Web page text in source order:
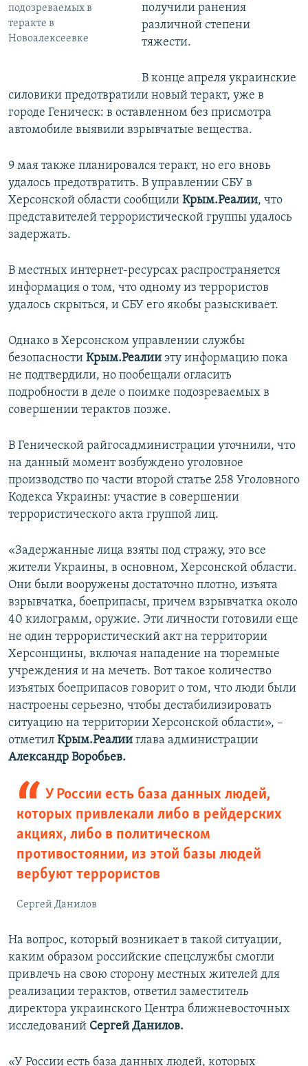
подозреваемых в
теракте в
Новоалексеевке
получили ранения
различной степени
тяжести.
В конце апреля украинские
силовики предотвратили новый теракт, уже в
городе Геническ: в оставленном без присмотра
автомобиле выявили взрывчатые вещества.
9 мая также планировался теракт, но его вновь
удалось предотвратить. В управлении СБУ в
Херсонской области сообщили Крым.Реалии, что
представителей террористической группы удалось
задержать.
В местных интернет-ресурсах распространяется
информация о том, что одному из террористов
удалось скрыться, и СБУ его якобы разыскивает.
Однако в Херсонском управлении службы
безопасности Крым.Реалии эту информацию пока
не подтвердили, но пообещали огласить
подробности в деле о поимке подозреваемых в
совершении терактов позже.
В Генической райгосадминистрации уточнили, что
на данный момент возбуждено уголовное
производство по части второй статье 258 Уголовного
Кодекса Украины: участие в совершении
террористического акта группой лиц.
«Задержанные лица взяты под стражу, это все
жители Украины, в основном, Херсонской области.
Они были вооружены достаточно плотно, изъята
взрывчатка, боеприпасы, причем взрывчатка около
40 килограмм, оружие. Эти личности готовили еще
не один террористический акт на территории
Херсонщины, включая нападение на тюремные
учреждения и на мечеть. Вот такое количество
изъятых боеприпасов говорит о том, что люди были
настроены серьезно, чтобы дестабилизировать
ситуацию на территории Херсонской области», –
отметил Крым.Реалии глава администрации
Александр Воробьев.
У России есть база данных людей,
которых привлекали либо в рейдерских
акциях, либо в политическом
противостоянии, из этой базы людей
вербуют террористов
Сергей Данилов
На вопрос, который возникает в такой ситуации,
каким образом российские спецслужбы смогли
привлечь на свою сторону местных жителей для
реализации терактов, ответил заместитель
директора украинского Центра ближневосточных
исследований Сергей Данилов.
«У России есть база данных людей, которых